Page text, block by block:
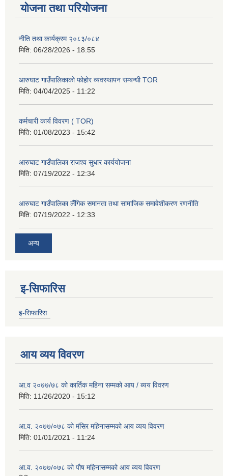
योजना तथा परियोजना
नीति तथा कार्यक्रम २०८३/०८४
मिति: 06/28/2026 - 18:55
आरुघाट गाउँपालिकाको फोहोर व्यवस्थापन सम्बन्धी TOR
मिति: 04/04/2025 - 11:22
कर्मचारी कार्य विवरण ( TOR)
मिति: 01/08/2023 - 15:42
आरुघाट गाउँपालिका राजश्व सुधार कार्ययोजना
मिति: 07/19/2022 - 12:34
आरुघाट गाउँपालिका लैंगिक समानता तथा सामाजिक समावेशीकरण रणनीति
मिति: 07/19/2022 - 12:33
अन्य
इ-सिफारिस
इ-सिफारिस
आय व्यय विवरण
आ.व २०७७/७८ को कार्तिक महिना सम्मको आय / ब्यय विवरण
मिति: 11/26/2020 - 15:12
आ.व. २०७७/०७८ को मंसिर महिनासम्मको आय व्यय विवरण
मिति: 01/01/2021 - 11:24
आ.व. २०७७/०७८ को पौष महिनासम्मको आय व्यय विवरण